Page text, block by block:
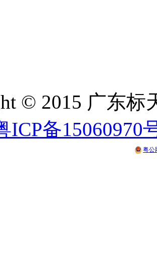
© 2015 广东
ICP备15060970
粤公